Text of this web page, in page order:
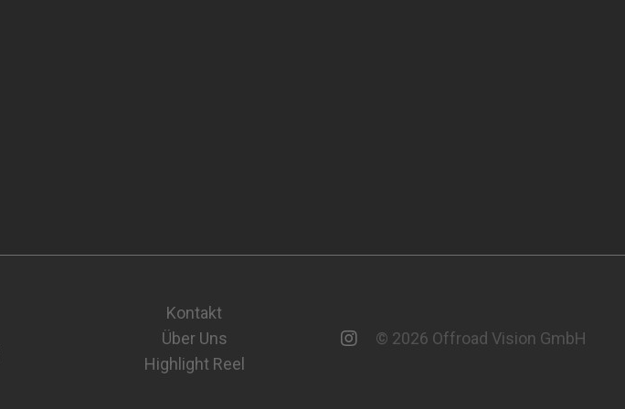
Kontakt
Über Uns
Highlight Reel
© 2026 Offroad Vision GmbH